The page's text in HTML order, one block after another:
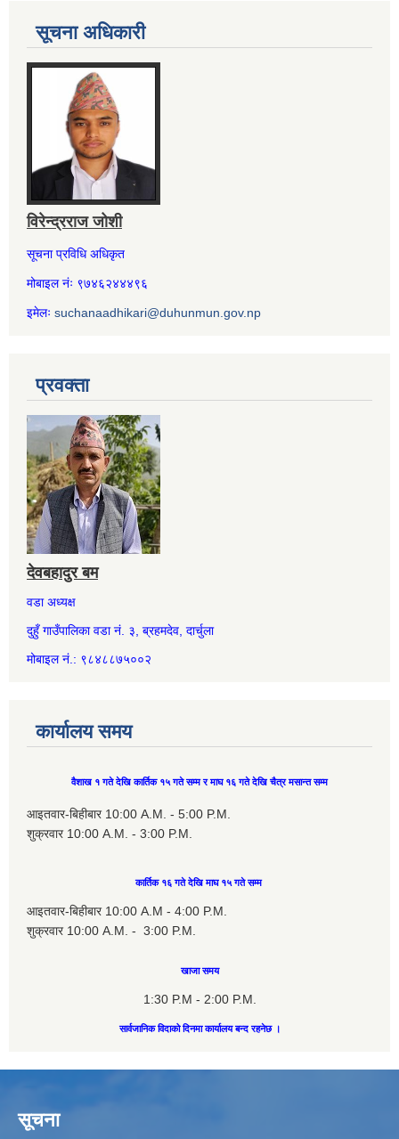
सूचना अधिकारी
विरेन्द्रराज जोशी
सूचना प्रविधि अधिकृत
मोबाइल नंः ९७४६२४४४९६
इमेलः suchanaadhikari@duhunmun.gov.np
प्रवक्ता
देवबहादुर बम
वडा अध्यक्ष
दुहुँ गाउँपालिका वडा नं. ३, ब्रहमदेव, दार्चुला
मोबाइल नं.: ९८४८८७५००२
कार्यालय समय
वैशाख १ गते देखि कार्तिक १५ गते सम्म र माघ १६ गते देखि चैत्र मसान्त सम्म
आइतवार-बिहीबार 10:00 A.M. - 5:00 P.M.
शुक्रवार 10:00 A.M. - 3:00 P.M.
कार्तिक १६ गते देखि माघ १५ गते सम्म
आइतवार-बिहीबार 10:00 A.M - 4:00 P.M.
शुक्रवार 10:00 A.M. - 3:00 P.M.
खाजा समय
1:30 P.M - 2:00 P.M.
सार्वजानिक विदाको दिनमा कार्यालय बन्द रहनेछ ।
सूचना